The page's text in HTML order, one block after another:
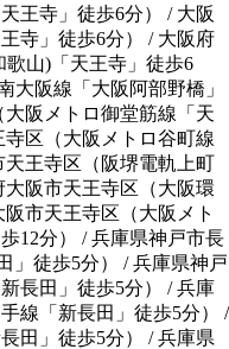
王寺」徒歩6分） / 大阪
寺」徒歩6分） / 大阪府
山)「天王寺」徒歩6
大阪線「大阪阿部野橋」
阪メトロ御堂筋線「天
区（大阪メトロ谷町線
天王寺区（阪堺電軌上町
阪市天王寺区（大阪環
市天王寺区（大阪メト
12分） / 兵庫県神戸市長
」徒歩5分） / 兵庫県神戸
長田」徒歩5分） / 兵庫
線「新長田」徒歩5分） /
田」徒歩5分） / 兵庫県